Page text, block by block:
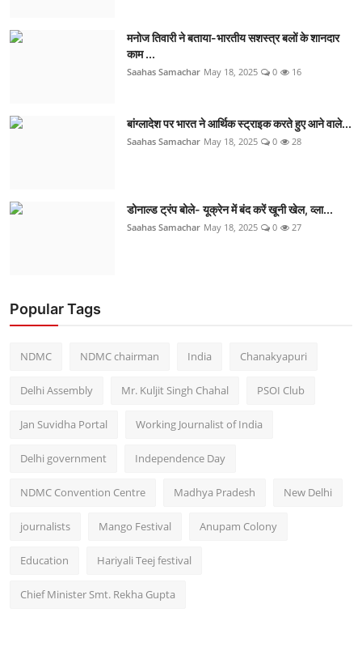
मनोज तिवारी ने बताया-भारतीय सशस्त्र बलों के शानदार
काम ...
Saahas Samachar May 18, 2025 0 16
बांग्लादेश पर भारत ने आर्थिक स्ट्राइक करते हुए आने वाले...
Saahas Samachar May 18, 2025 0 28
डोनाल्ड ट्रंप बोले- यूक्रेन में बंद करें खूनी खेल, व्ला...
Saahas Samachar May 18, 2025 0 27
Popular Tags
NDMC NDMC chairman India Chanakyapuri
Delhi Assembly Mr. Kuljit Singh Chahal PSOI Club
Jan Suvidha Portal Working Journalist of India
Delhi government Independence Day
NDMC Convention Centre Madhya Pradesh New Delhi
journalists Mango Festival Anupam Colony
Education Hariyali Teej festival
Chief Minister Smt. Rekha Gupta